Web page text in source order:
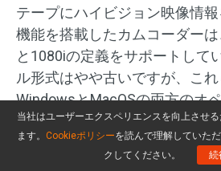
テープにハイビジョン映像情
機能を搭載したカムコーダー
と1080iの定義をサポートして
ル形式はやや古いですが、こ
WindowsとMacOSの両方のオ
テムで使用できるように変換
当社はユーザーエクスペリエンスを向上させ
ます。 Cookieポリシーを読んで理解していた
クしてください。
続